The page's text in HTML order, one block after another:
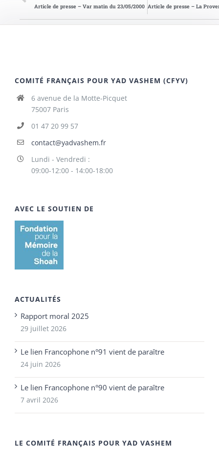
Article de presse – Var matin du 23/05/2000
COMITÉ FRANÇAIS POUR YAD VASHEM (CFYV)
6 avenue de la Motte-Picquet
75007 Paris
01 47 20 99 57
contact@yadvashem.fr
Lundi - Vendredi :
09:00-12:00 - 14:00-18:00
AVEC LE SOUTIEN DE
ACTUALITÉS
Rapport moral 2025
29 juillet 2026
Le lien Francophone n°91 vient de paraître
24 juin 2026
Le lien Francophone n°90 vient de paraître
7 avril 2026
LE COMITÉ FRANÇAIS POUR YAD VASHEM